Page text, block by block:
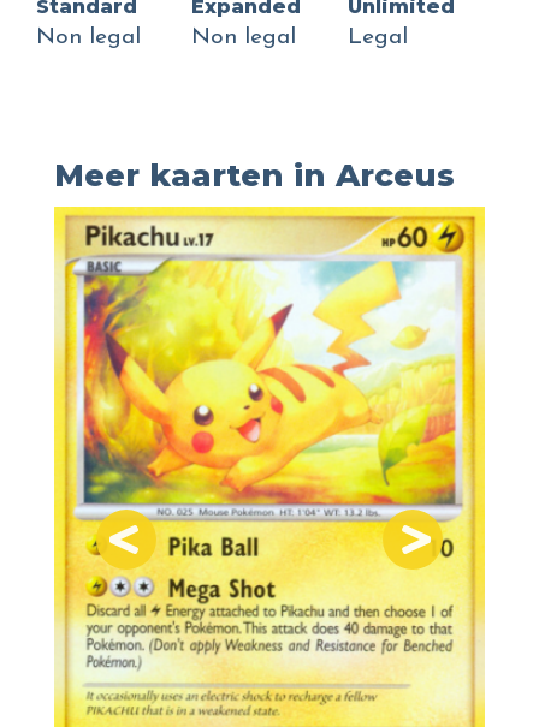
Standard
Non legal
Expanded
Non legal
Unlimited
Legal
Meer kaarten in Arceus